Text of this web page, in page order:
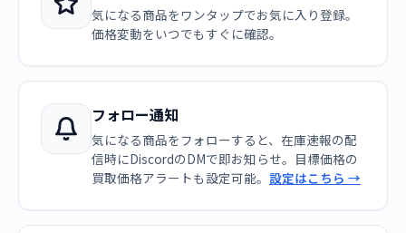
気になる商品をワンタップでお気に入り登録。
価格変動をいつでもすぐに確認。
フォロー通知
気になる商品をフォローすると、在庫速報の配
信時にDiscordのDMで即お知らせ。目標価格の
買取価格アラートも設定可能。 設定はこちら →